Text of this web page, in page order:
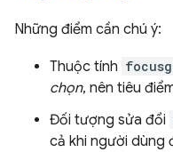
Những điểm cần chú ý:
Thuộc tính
chọn, nên tiêu
Đối tượng sửa đổi
cả khi người dùng